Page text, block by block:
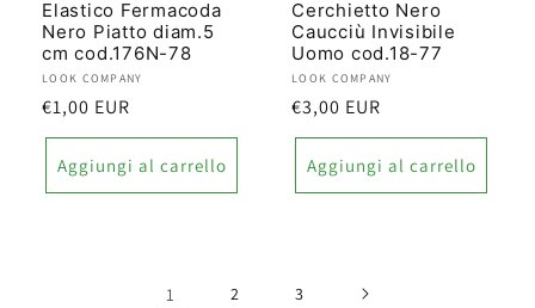
Elastico Fermacoda
Nero Piatto diam.5
cm cod.176N-78
Produttore:
LOOK COMPANY
Prezzo
di
listino
€1,00 EUR
Aggiungi al carrello
Cerchietto Nero
Caucciù Invisibile
Uomo cod.18-77
Produttore:
LOOK COMPANY
Prezzo
di
listino
€3,00 EUR
Aggiungi al carrello
1 2 3